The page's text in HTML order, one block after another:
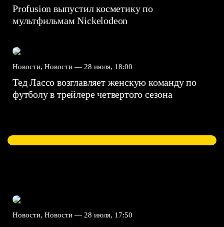
Profusion выпустил косметику по
мультфильмам Nickelodeon
Новости, Новости — 28 июля, 18:00
Тед Лассо возглавляет женскую команду по
футболу в трейлере четвертого сезона
Новости, Новости — 28 июля, 17:50